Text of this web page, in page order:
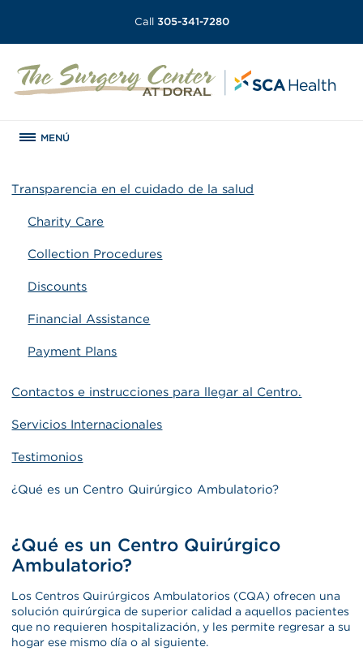
Call 305-341-7280
MENÚ
Transparencia en el cuidado de la salud
Charity Care
Collection Procedures
Discounts
Financial Assistance
Payment Plans
Contactos e instrucciones para llegar al Centro.
Servicios Internacionales
Testimonios
¿Qué es un Centro Quirúrgico Ambulatorio?
¿Qué es un Centro Quirúrgico
Ambulatorio?
Los Centros Quirúrgicos Ambulatorios (CQA) ofrecen una
solución quirúrgica de superior calidad a aquellos pacientes
que no requieren hospitalización, y les permite regresar a su
hogar ese mismo día o al siguiente.